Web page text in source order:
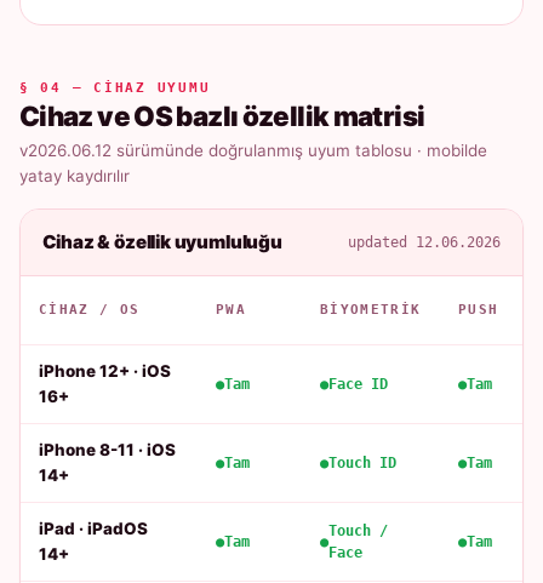
§ 04 — CIHAZ UYUMU
Cihaz ve OS bazlı özellik matrisi
v2026.06.12 sürümünde doğrulanmış uyum tablosu · mobilde
yatay kaydırılır
Cihaz & özellik uyumluluğu updated 12.06.2026
CIHAZ / OS PWA BIYOMETRIK PUSH
iPhone 12+ · iOS
16+
Tam Face ID Tam
iPhone 8-11 · iOS
14+
Tam Touch ID Tam
iPad · iPadOS
14+
Tam
Touch /
Face
Tam